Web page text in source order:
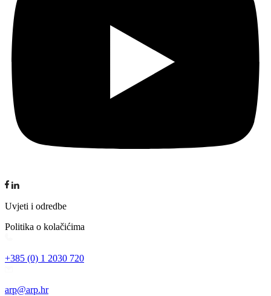
Uvjeti i odredbe
Politika o kolačićima
+385 (0) 1 2030 720
arp@arp.hr